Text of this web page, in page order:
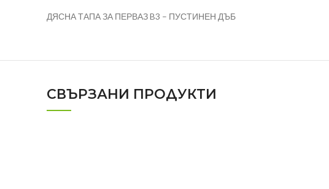
ДЯСНА ТАПА ЗА ПЕРВАЗ B3 – ПУСТИНЕН ДЪБ
СВЪРЗАНИ ПРОДУКТИ